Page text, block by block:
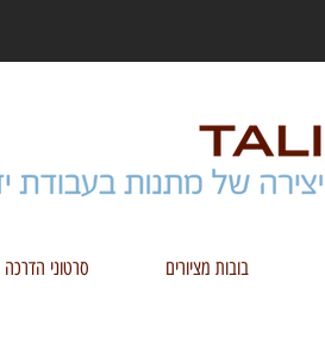
בובות מציורים סרטוני הדרכה